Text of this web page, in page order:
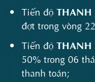
Tiến độ THANH
đợt trong vòng
Tiến độ THANH
50% trong 06
thanh toán;